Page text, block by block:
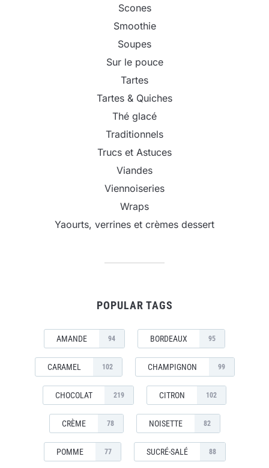
Scones
Smoothie
Soupes
Sur le pouce
Tartes
Tartes & Quiches
Thé glacé
Traditionnels
Trucs et Astuces
Viandes
Viennoiseries
Wraps
Yaourts, verrines et crèmes dessert
POPULAR TAGS
AMANDE 94 BORDEAUX 95
CARAMEL 102 CHAMPIGNON 99
CHOCOLAT 219 CITRON 102
CRÈME 78 NOISETTE 82
POMME 77 SUCRÉ-SALÉ 88